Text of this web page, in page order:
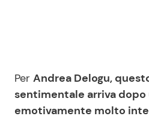
Per Andrea Delogu,
sentimentale arriva dopo
emotivamente molto